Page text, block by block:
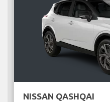
NISSAN QASHQAI